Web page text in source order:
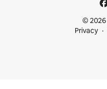
© 2026
Privacy